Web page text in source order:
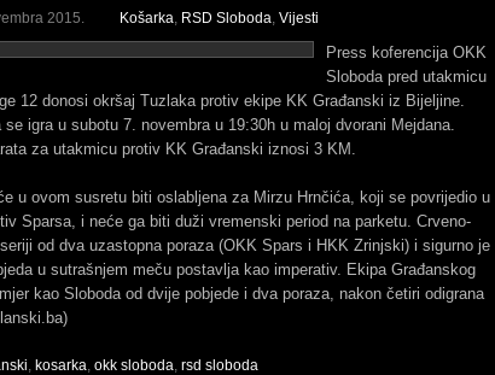
2015. Košarka, RSD Sloboda, Vijesti
Press koferencija OKK
Sloboda pred utakmicu
12 donosi okršaj Tuzlaka protiv ekipe KK Građanski iz Bijeljine.
se igra u subotu 7. novembra u 19:30h u maloj dvorani Mejdana.
za utakmicu protiv KK Građanski iznosi 3 KM.
u ovom susretu biti oslabljena za Mirzu Hrnčića, koji se povrijedio u
Sparsa, i neće ga biti duži vremenski period na parketu. Crveno-
od dva uzastopna poraza (OKK Spars i HKK Zrinjski) i sigurno je
u sutrašnjem meču postavlja kao imperativ. Ekipa Građanskog
kao Sloboda od dvije pobjede i dva poraza, nakon četiri odigrana
, kosarka, okk sloboda, rsd sloboda